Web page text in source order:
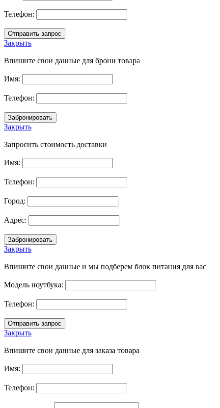
Телефон:
Закрыть
Впишите свои данные для брони товара
Имя:
Телефон:
Закрыть
Запросить стоимость доставки
Имя:
Телефон:
Город:
Адрес:
Закрыть
Впишите свои данные и мы подберем блок питания для вас
Модель ноутбука:
Телефон:
Закрыть
Впишите свои данные для заказа товара
Имя:
Телефон: